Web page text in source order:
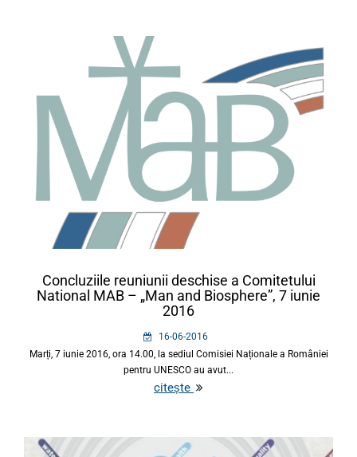
Concluziile reuniunii deschise a Comitetului
National MAB – „Man and Biosphere”, 7 iunie
2016
16-06-2016
Marți, 7 iunie 2016, ora 14.00, la sediul Comisiei Naționale a României
pentru UNESCO au avut...
citește